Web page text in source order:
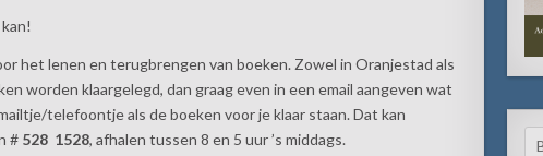
het lenen en terugbrengen van boeken. Zowel in Oranjestad als
worden klaargelegd, dan graag even in een email aangeven wat
telefoontje als de boeken voor je klaar staan. Dat kan
# 528 1528, afhalen tussen 8 en 5 uur ’s middags.